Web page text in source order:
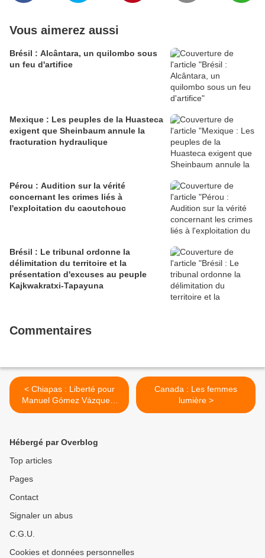
Vous aimerez aussi
Brésil : Alcântara, un quilombo sous
un feu d'artifice
Mexique : Les peuples de la Huasteca
exigent que Sheinbaum annule la
fracturation hydraulique
Pérou : Audition sur la vérité
concernant les crimes liés à
l'exploitation du caoutchouc
Brésil : Le tribunal ordonne la
délimitation du territoire et la
présentation d'excuses au peuple
Kajkwakratxi-Tapayuna
Commentaires
< Chiapas : Liberté pour
Manuel Gómez Vázquez,
base de soutien zapatiste
Canada : Les femmes
lumière >
Hébergé par Overblog
Top articles
Pages
Contact
Signaler un abus
C.G.U.
Cookies et données personnelles